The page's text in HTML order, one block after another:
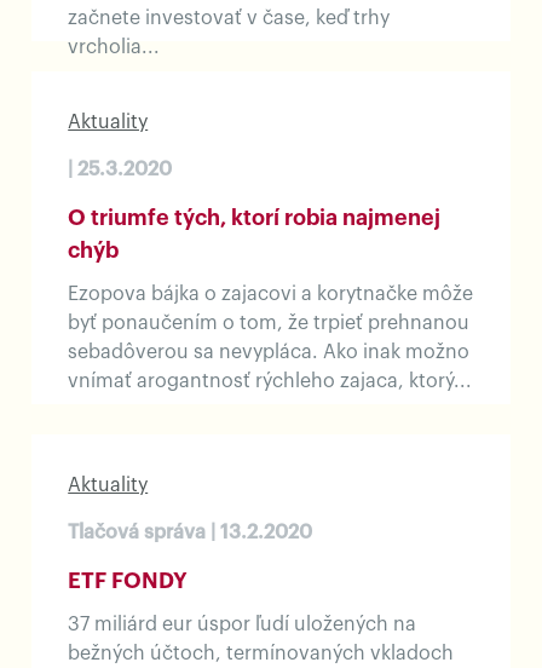
začnete investovať v čase, keď trhy
vrcholia...
Aktuality
| 25.3.2020
O triumfe tých, ktorí robia najmenej
chýb
Ezopova bájka o zajacovi a korytnačke môže
byť ponaučením o tom, že trpieť prehnanou
sebadôverou sa nevypláca. Ako inak možno
vnímať arogantnosť rýchleho zajaca, ktorý...
Aktuality
Tlačová správa | 13.2.2020
ETF FONDY
37 miliárd eur úspor ľudí uložených na
bežných účtoch, termínovaných vkladoch